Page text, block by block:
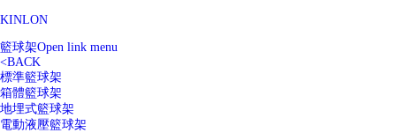
KINLON
籃球架Open link menu
<BACK
標準籃球架
箱體籃球架
地埋式籃球架
電動液壓籃球架